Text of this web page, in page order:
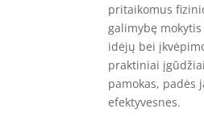
pritaikomus
galimybę
idėjų bei
praktiniai
pamokas, padės
efektyvesnes.